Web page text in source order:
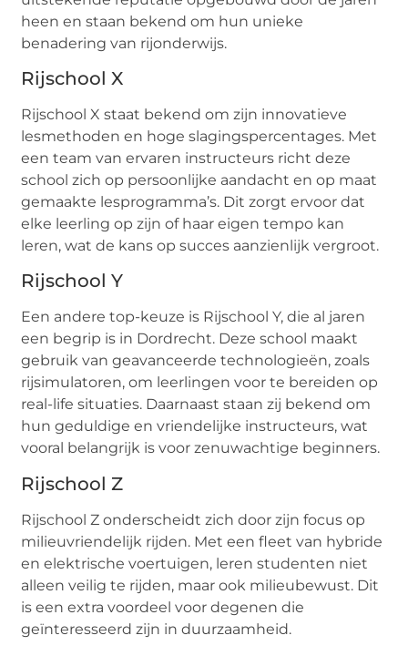
heen en staan bekend om hun unieke
benadering van rijonderwijs.
Rijschool X
Rijschool X staat bekend om zijn innovatieve
lesmethoden en hoge slagingspercentages. Met
een team van ervaren instructeurs richt deze
school zich op persoonlijke aandacht en op maat
gemaakte lesprogramma’s. Dit zorgt ervoor dat
elke leerling op zijn of haar eigen tempo kan
leren, wat de kans op succes aanzienlijk vergroot.
Rijschool Y
Een andere top-keuze is Rijschool Y, die al jaren
een begrip is in Dordrecht. Deze school maakt
gebruik van geavanceerde technologieën, zoals
rijsimulatoren, om leerlingen voor te bereiden op
real-life situaties. Daarnaast staan zij bekend om
hun geduldige en vriendelijke instructeurs, wat
vooral belangrijk is voor zenuwachtige beginners.
Rijschool Z
Rijschool Z onderscheidt zich door zijn focus op
milieuvriendelijk rijden. Met een fleet van hybride
en elektrische voertuigen, leren studenten niet
alleen veilig te rijden, maar ook milieubewust. Dit
is een extra voordeel voor degenen die
geïnteresseerd zijn in duurzaamheid.